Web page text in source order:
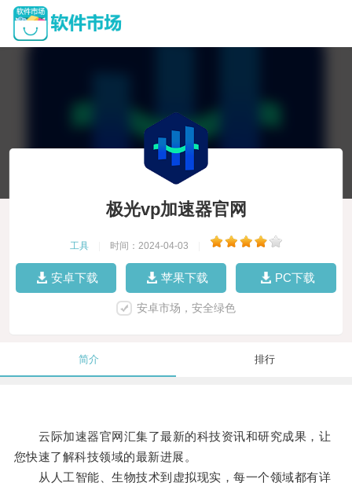
极光vp加速器官网
工具 时间：2024-04-03
安卓下载 苹果下载 PC下载
安卓市场，安全绿色
简介 排行
云际加速器官网汇集了最新的科技资讯和研究成果，让
您快速了解科技领域的最新进展。
从人工智能、生物技术到虚拟现实，每一个领域都有详